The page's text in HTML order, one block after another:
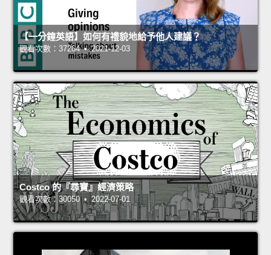
【一分鐘英語】如何有禮貌地給予他人建議？
觀看次數：37264 • 2021-12-03
Costco 的『尋寶』經濟策略
觀看次數：30050 • 2022-07-01